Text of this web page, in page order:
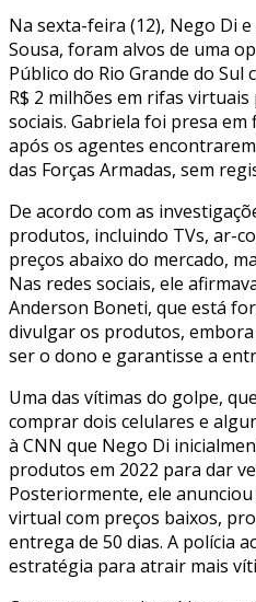
Na sexta-feira (12), Nego Di
Sousa, foram alvos de uma
Público do Rio Grande do Sul
R$ 2 milhões em rifas
sociais. Gabriela foi presa
após os agentes
das Forças Armadas, sem
De acordo com as
produtos, incluindo TVs, ar-
preços abaixo do mercado,
Nas redes sociais, ele
Anderson Boneti, que está
divulgar os produtos,
ser o dono e garantisse a
Uma das vítimas do golpe,
comprar dois celulares e
à CNN que Nego Di
produtos em 2022 para dar
Posteriormente, ele anunciou
virtual com preços baixos,
entrega de 50 dias. A polícia
estratégia para atrair mais